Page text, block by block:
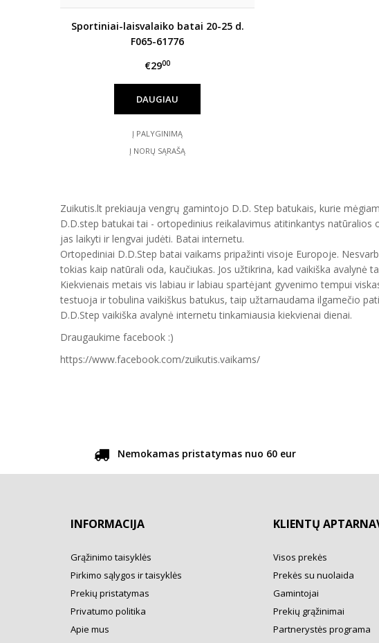
Sportiniai-laisvalaiko batai 20-25 d.
F065-61776
€2900
DAUGIAU
Į PALYGINIMĄ
Į NORŲ SĄRAŠĄ
Zuikutis.lt prekiauja vengrų gamintojo D.D. Step batukais, kurie
D.D.step batukai tai - ortopedinius reikalavimus atitinkantys
jas laikyti ir lengvai judėti. Batai internetu.
Ortopediniai D.D.Step batai vaikams pripažinti visoje Europoje.
tokias kaip natūrali oda, kaučiukas. Jos užtikrina, kad vaikiška avalynė
Kiekvienais metais vis labiau ir labiau spartėjant gyvenimo tempui
testuoja ir tobulina vaikiškus batukus, taip užtarnaudama ilgamečio
D.D.Step vaikiška avalynė internetu tinkamiausia kiekvienai dienai.
Draugaukime facebook :)
https://www.facebook.com/zuikutis.vaikams/
Nemokamas pristatymas nuo 60 eur
INFORMACIJA
Grąžinimo taisyklės
Pirkimo sąlygos ir taisyklės
Prekių pristatymas
Privatumo politika
Apie mus
KLIENTŲ
Visos prekės
Prekės su nuolaida
Gamintojai
Prekių grąžinimai
Partnerystės programa